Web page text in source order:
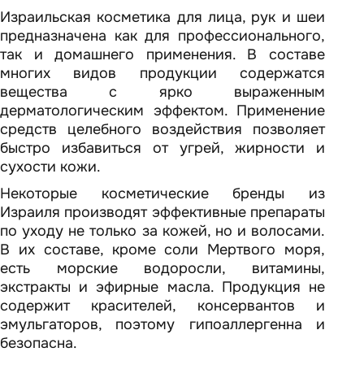
Израильская косметика для лица, рук и шеи
предназначена как для профессионального,
так и домашнего применения. В составе
многих видов продукции содержатся
вещества с ярко выраженным
дерматологическим эффектом. Применение
средств целебного воздействия позволяет
быстро избавиться от угрей, жирности и
сухости кожи.
Некоторые косметические бренды из
Израиля производят эффективные препараты
по уходу не только за кожей, но и волосами.
В их составе, кроме соли Мертвого моря,
есть морские водоросли, витамины,
экстракты и эфирные масла. Продукция не
содержит красителей, консервантов и
эмульгаторов, поэтому гипоаллергенна и
безопасна.